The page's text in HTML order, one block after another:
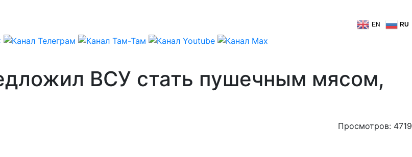
EN RU
ВСУ стать пушечным мясом,
Просмотров: 4719